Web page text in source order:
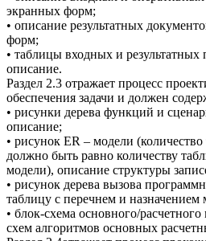
экранных форм;
• описание результатных
форм;
• таблицы входных и результатных
описание.
Раздел 2.3 отражает процесс
обеспечения задачи и должен
• рисунки дерева функций и
описание;
• рисунок ER – модели
должно быть равно количеству
модели), описание структуры
• рисунок дерева вызова
таблицу с перечнем и назначением
• блок-схема основного/
схем алгоритмов основных